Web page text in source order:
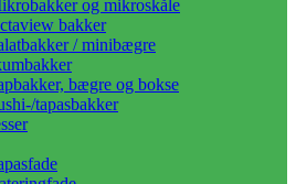
og mikroskåle
bakker
/ minibægre
bægre og bokse
tapasbakker